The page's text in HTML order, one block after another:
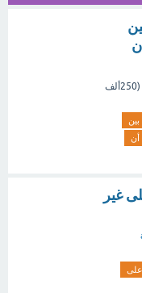
(250ألف
بين
أن
غير
على